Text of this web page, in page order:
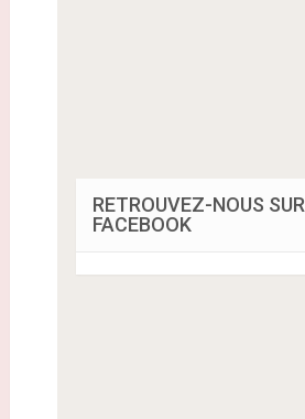
RETROUVEZ-NOUS SUR
FACEBOOK